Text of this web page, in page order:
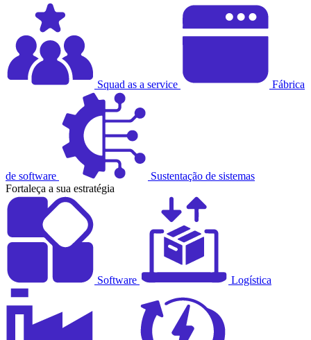
Squad as a service Fábrica
de software
Sustentação de sistemas
Fortaleça a sua estratégia
Software Logística